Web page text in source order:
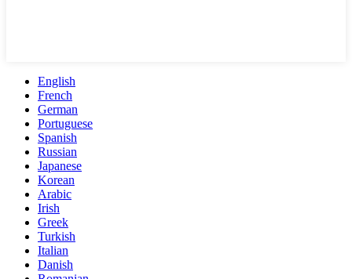
English
French
German
Portuguese
Spanish
Russian
Japanese
Korean
Arabic
Irish
Greek
Turkish
Italian
Danish